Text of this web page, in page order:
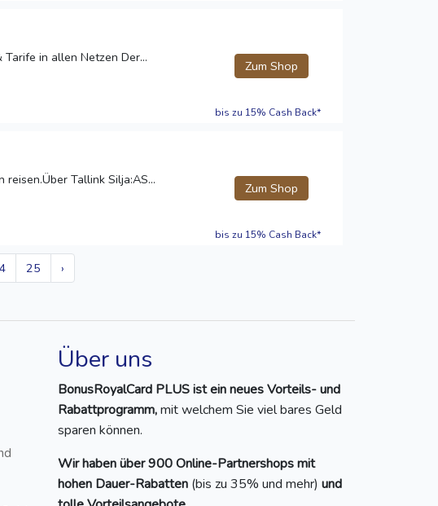
in allen Netzen Der...
Zum Shop
bis zu 15% Cash Back*
Tallink Silja:AS...
Zum Shop
bis zu 15% Cash Back*
25 ›
Über uns
BonusRoyalCard PLUS ist ein neues Vorteils- und
Rabattprogramm,mit welchem Sie viel bares Geld
sparen können.
Wir haben über 900 Online-Partnershops mit
hohen Dauer-Rabatten (bis zu 35% und mehr) und